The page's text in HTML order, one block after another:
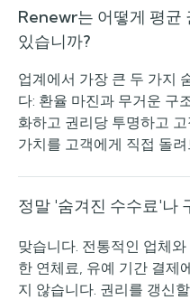
Renewr는 어떻게 평균
있습니까?
업계에서 가장 큰 두 가지
다: 환율 마진과 무거운 구
화하고 권리당 투명하고
가치를 고객에게 직접 돌려
정말 '숨겨진 수수료'나
맞습니다. 전통적인 업체
한 연체료, 유예 기간 결제
지 않습니다. 권리를 갱신